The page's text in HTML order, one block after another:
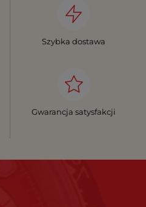
Szybka dostawa
Gwarancja satysfakcji